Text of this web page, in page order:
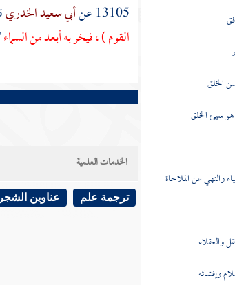
الخلق
سيئ الخلق
والنهي عن الملاحاة
والعقلاء
وإفشائه
13105 عن
أبي سعيد الخدري
القوم ) ، فيخر به أبعد من السماء
الخدمات العلمية
ترجمة علم عناوين